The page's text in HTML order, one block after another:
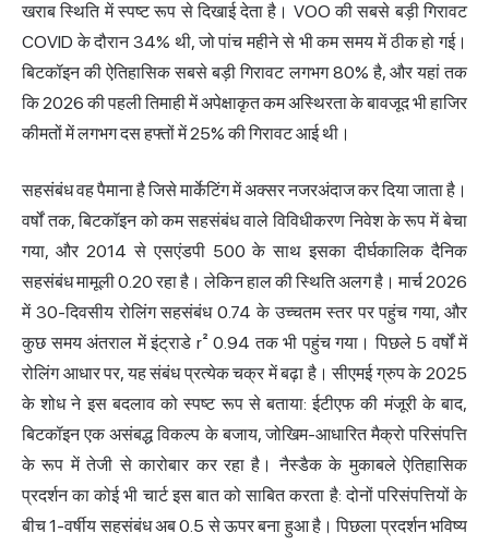
खराब स्थिति में स्पष्ट रूप से दिखाई देता है। VOO की सबसे बड़ी गिरावट
COVID के दौरान 34% थी, जो पांच महीने से भी कम समय में ठीक हो गई।
बिटकॉइन की ऐतिहासिक सबसे बड़ी गिरावट लगभग 80% है, और यहां तक
कि 2026 की पहली तिमाही में अपेक्षाकृत कम अस्थिरता के बावजूद भी हाजिर
कीमतों में लगभग दस हफ्तों में 25% की गिरावट आई थी।
सहसंबंध वह पैमाना है जिसे मार्केटिंग में अक्सर नजरअंदाज कर दिया जाता है।
वर्षों तक, बिटकॉइन को कम सहसंबंध वाले विविधीकरण निवेश के रूप में बेचा
गया, और 2014 से एसएंडपी 500 के साथ इसका दीर्घकालिक दैनिक
सहसंबंध मामूली 0.20 रहा है। लेकिन हाल की स्थिति अलग है। मार्च 2026
में 30-दिवसीय रोलिंग सहसंबंध 0.74 के उच्चतम स्तर पर पहुंच गया, और
कुछ समय अंतराल में इंट्राडे r² 0.94 तक भी पहुंच गया। पिछले 5 वर्षों में
रोलिंग आधार पर, यह संबंध प्रत्येक चक्र में बढ़ा है। सीएमई ग्रुप के 2025
के शोध ने इस बदलाव को स्पष्ट रूप से बताया: ईटीएफ की मंजूरी के बाद,
बिटकॉइन एक असंबद्ध विकल्प के बजाय, जोखिम-आधारित मैक्रो परिसंपत्ति
के रूप में तेजी से कारोबार कर रहा है। नैस्डैक के मुकाबले ऐतिहासिक
प्रदर्शन का कोई भी चार्ट इस बात को साबित करता है: दोनों परिसंपत्तियों के
बीच 1-वर्षीय सहसंबंध अब 0.5 से ऊपर बना हुआ है। पिछला प्रदर्शन भविष्य